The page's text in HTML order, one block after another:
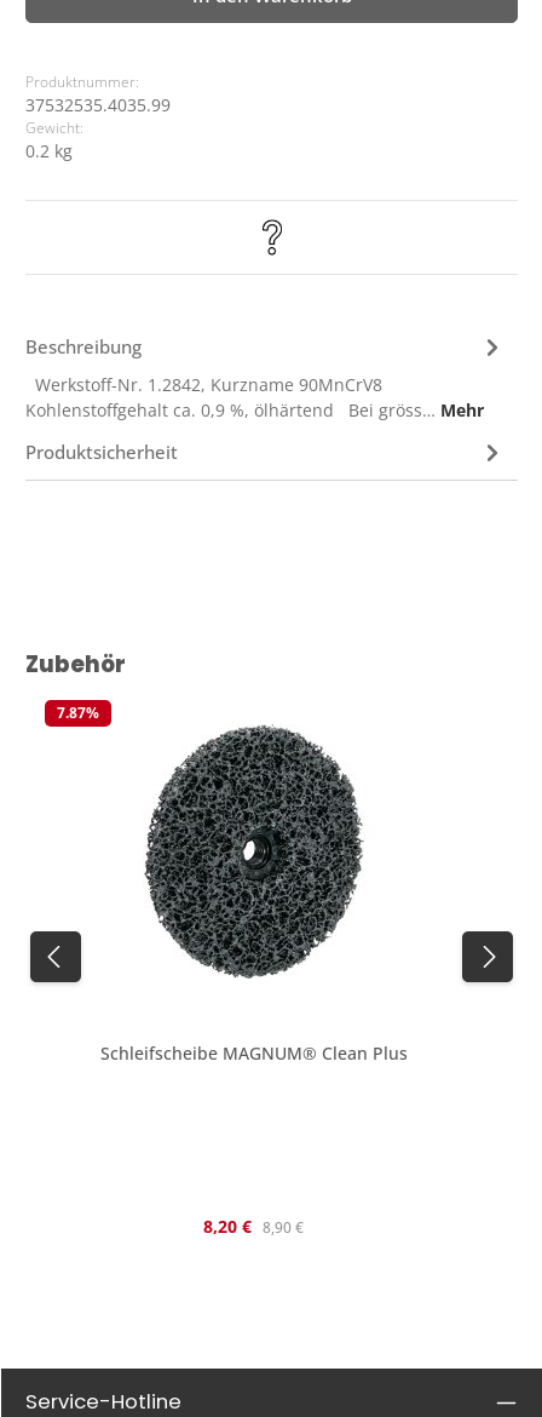
Produktnummer:
37532535.4035.99
Gewicht:
0.2 kg
Beschreibung
Werkstoff-Nr. 1.2842, Kurzname 90MnCrV8
Kohlenstoffgehalt ca. 0,9 %, ölhärtend Bei gröss… Mehr
Produktsicherheit
Produktgalerie überspringen
Zubehör
7.87%
Schleifscheibe MAGNUM® Clean Plus
Verkaufspreis:
8,20 € Regulärer Preis:
8,90 €
Service-Hotline